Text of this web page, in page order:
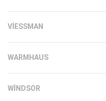
VIESSMAN
WARMHAUS
WINDSOR